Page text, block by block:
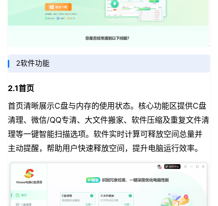
2软件功能
2.1首页
首页清晰展示C盘与内存的使用状态。核心功能区提供C盘
清理、微信/QQ专清、大文件搬家、软件压缩及重复文件清
理等一键智能扫描选项。软件实时计算可释放空间总量并
主动提醒，帮助用户快速释放空间，提升电脑运行效率。